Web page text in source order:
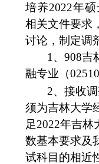
培养2022年
相关文件要求
讨论，制定调
1 、 908吉
融专业 （0251
2、 接收
须为吉林大学
足2022年吉林
数基本要求及
试科目的相近